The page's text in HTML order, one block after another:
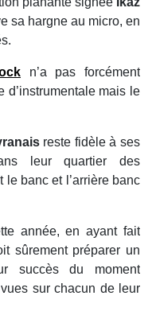
sa hargne au micro, en
n’a pas forcément
d’instrumentale mais le
reste fidèle à ses
leur quartier des
le banc et l’arrière banc
année, en ayant fait
sûrement préparer un
succès du moment
sur chacun de leur